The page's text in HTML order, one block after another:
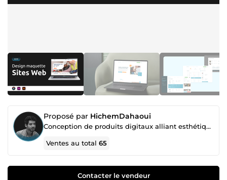
Proposé par HichemDahaoui
Conception de produits digitaux alliant esthétique et performance
Ventes au total65
Contacter le vendeur